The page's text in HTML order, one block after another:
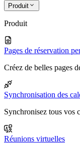
Produit
Produit
Pages de réservation
Créez de belles pages
Synchronisation des
Synchronisez tous vos
Réunions virtuelles